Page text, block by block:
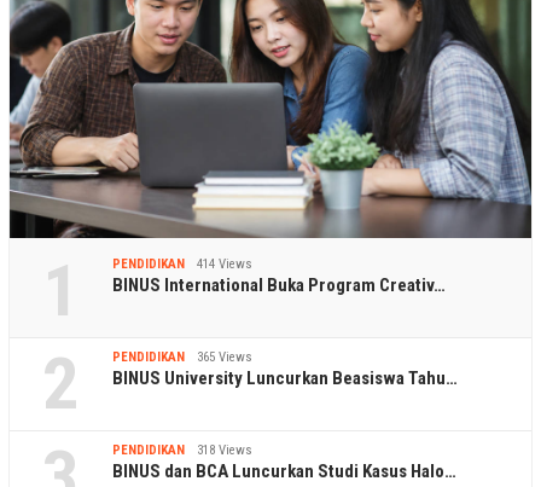
1 PENDIDIKAN 414 Views
BINUS International Buka Program Creativ…
2 PENDIDIKAN 365 Views
BINUS University Luncurkan Beasiswa Tahu…
PENDIDIKAN 318 Views
BINUS dan BCA Luncurkan Studi Kasus Halo…